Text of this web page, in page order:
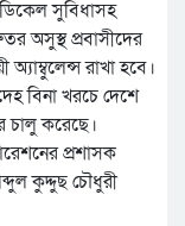
সুবিধাসহ
অসুস্থ প্রবাসীদের
রাখা হবে।
বিনা খরচে দেশে
চালু করেছে।
প্রশাসক
কুদ্দুছ চৌধুরী